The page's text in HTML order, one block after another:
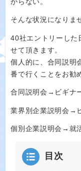
からない。
そんな状況になりま
40社エントリーした
せて頂きます。
個人的に、合同説
番で行くことをお勧
合同説明会→ビギナ
業界別企業説明会→
個別企業説明会→就
目次